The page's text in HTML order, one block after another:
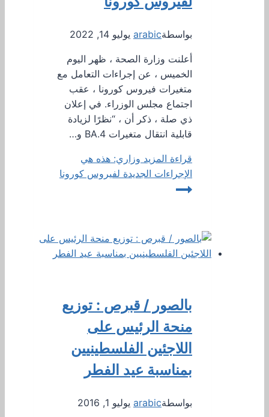
بواسطةarabic يوليو 14, 2022
أعلنت وزارة الصحة ، ظهر اليوم
الخميس ، عن إجراءات التعامل مع
متغيرات فيروس كورونا ، عقب
اجتماع مجلس الوزراء. في إعلان
ذي صلة ، ذكر أن ، “نظرًا لزيادة
قابلية انتقال متغيرات BA.4 و…
قراءة المزيد وزاري: هذه هي
الإجراءات الجديدة لفيروس كورونا
بالصور / قبرص : توزيع
منحة الرئيس على
اللاجئين الفلسطينيين
بمناسبة عيد الفطر
بواسطةarabic يوليو 1, 2016